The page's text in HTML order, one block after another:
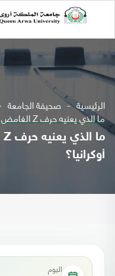
الرئيسية صحيفة الجامعة
ما الذي يعنيه حرف Z الغامض في حرب روسيا على أوكرانيا؟
أوكرانيا؟
اليوم